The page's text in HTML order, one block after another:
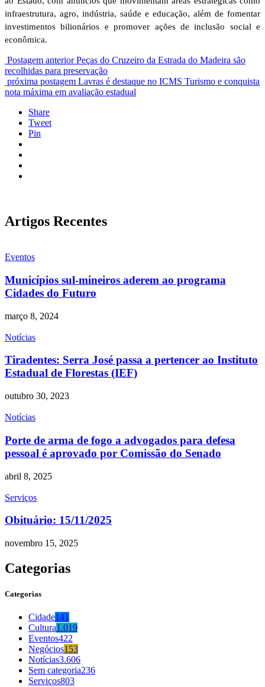
infraestrutura, agro, indústria, saúde e educação, além de fomentar
investimentos bilionários e promover ações de inclusão social e
econômica.
Postagem anterior Peças do Cruzeiro da Estrada do Madeira são
recolhidas para preservação
próxima postagem Lavras é destaque no ICMS Turismo e conquista
nota máxima em avaliação estadual
Share
Tweet
Pin
Artigos Recentes
Eventos
Municípios sul-mineiros aderem ao programa
Cidades do Futuro
março 8, 2024
Notícias
Tiradentes: Serra José passa a pertencer ao Instituto
Estadual de Florestas (IEF)
outubro 30, 2023
Notícias
Porte de arma de fogo a advogados para defesa
pessoal é aprovado por Comissão do Senado
abril 8, 2025
Serviços
Obituário: 15/11/2025
novembro 15, 2025
Categorias
Categorias
Cidade141
Cultura1.019
Eventos422
Negócios153
Notícias3.606
Sem categoria236
Serviços803